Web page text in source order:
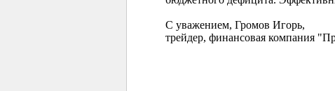
С уважением, Громов Игорь,
трейдер, финансовая компания